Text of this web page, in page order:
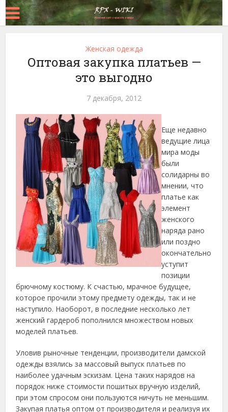
Женская одежда
Оптовая закупка платьев —
это выгодно
7 декабря, 2012
Еще недавно
ведущие лица
мира моды
были
солидарны во
мнении, что
платье как
элемент
женского
наряда рано
или поздно
окончательно
уступит
позиции
брючному костюму. К счастью, мрачное будущее,
которое прочили этому предмету одежды, так и не
наступило. Наоборот, в последние несколько лет
женский гардероб пополнился множеством новых
моделей платьев.
Уловив рыночные тенденции, производители дамской
одежды взялись за массовый выпуск платьев по
наиболее удачным эскизам. Цена таких нарядов на
порядок ниже стоимости пошитых вручную изделий,
при этом спросом они пользуются ничуть не меньшим.
Закупая платья оптом от производителя и реализуя их